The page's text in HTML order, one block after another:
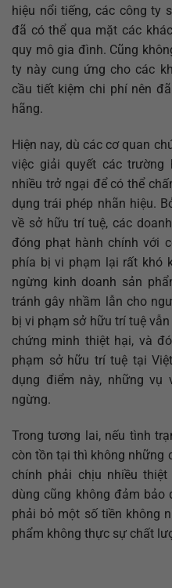
hiệu nổi tiếng, các công ty
đã có thể qua mặt các
quy mô gia đình. Cũng
ty này cung ứng cho các
cầu tiết kiệm chi phí nên
hãng.
Hiện nay, dù các cơ quan
việc giải quyết các
nhiều trở ngại để có thể
dụng trái phép nhãn hiệu.
về sở hữu trí tuệ, các
đóng phạt hành chính với
phía bị vi phạm lại rất khó
ngừng kinh doanh sản
tránh gây nhầm lẫn cho
bị vi phạm sở hữu trí tuệ
chứng minh thiệt hại, và
phạm sở hữu trí tuệ tại
dụng điểm này, những vụ
ngừng.
Trong tương lai, nếu tình
còn tồn tại thì không những
chính phải chịu nhiều
dùng cũng không đảm
phải bỏ một số tiền không
phẩm không thực sự chất